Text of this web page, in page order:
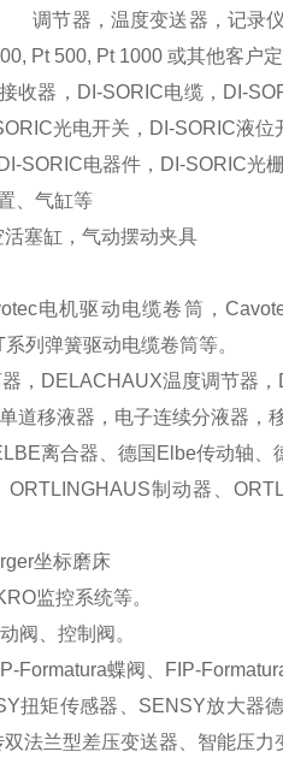
节器，温度变送器，记录仪
Pt 500, Pt 1000 或其他客户
接收器， DI-SORIC电缆， DI-
光电开关， DI-SORIC液位
DI-SORIC电器件， DI-SORIC光
、气缸等
塞缸，气动摆动夹具
电机驱动电缆卷筒，
系列弹簧驱动电缆卷筒等。
， DELACHAUX温度调节器，
道移液器，电子连续分液器，
离合器、德国 Elbe传动轴、
ORTLINGHAUS制动器、
坐标磨床
监控系统等。
阀、控制阀。
Formatura蝶阀、 FIP-
扭矩传感器、 SENSY放大器
法兰型差压变送器、智能压力